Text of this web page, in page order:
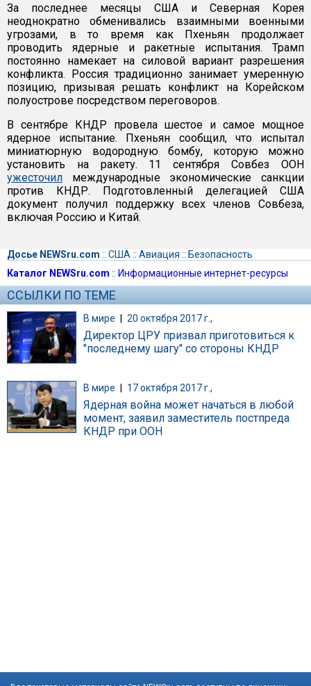
За последнее месяцы США и Северная Корея
неоднократно обменивались взаимными военными
угрозами, в то время как Пхеньян продолжает
проводить ядерные и ракетные испытания. Трамп
постоянно намекает на силовой вариант разрешения
конфликта. Россия традиционно занимает умеренную
позицию, призывая решать конфликт на Корейском
полуострове посредством переговоров.
В сентябре КНДР провела шестое и самое мощное
ядерное испытание. Пхеньян сообщил, что испытал
миниатюрную водородную бомбу, которую можно
установить на ракету. 11 сентября Совбез ООН
ужесточил международные экономические санкции
против КНДР. Подготовленный делегацией США
документ получил поддержку всех членов Совбеза,
включая Россию и Китай.
Досье NEWSru.com :: США :: Авиация :: Безопасность
Каталог NEWSru.com :: Информационные интернет-ресурсы
ССЫЛКИ ПО ТЕМЕ
В мире | 20 октября 2017 г.,
Директор ЦРУ призвал приготовиться к
"последнему шагу" со стороны КНДР
В мире 17 октября 2017 г.,
Ядерная война может начаться в любой
момент, заявил заместитель постпреда
КНДР при ООН